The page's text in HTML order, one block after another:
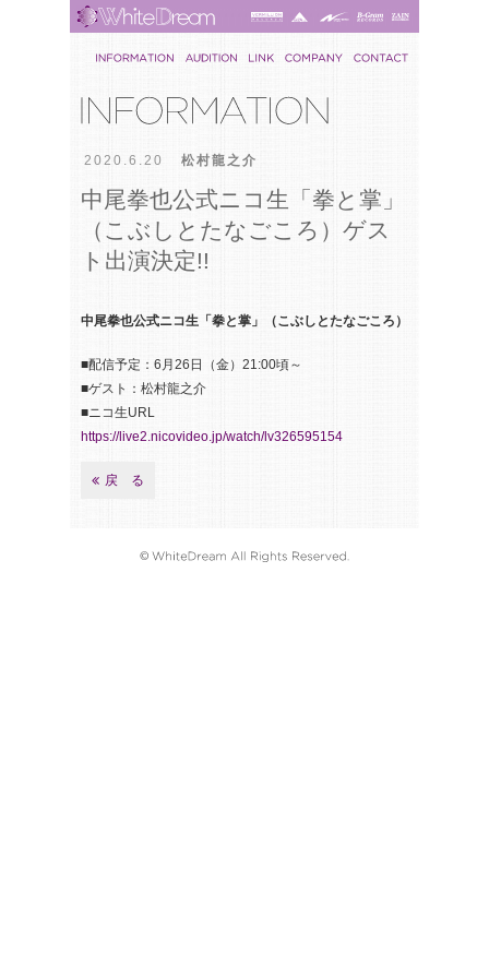
2020.6.20 松村龍之介
中尾拳也公式ニコ生「拳と掌」
（こぶしとたなごころ）ゲス
ト出演決定!!
中尾拳也公式ニコ生「拳と掌」（こぶしとたなごころ）
■配信予定：6月26日（金）21:00頃～
■ゲスト：松村龍之介
■ニコ生URL
https://live2.nicovideo.jp/watch/lv326595154
戻 る